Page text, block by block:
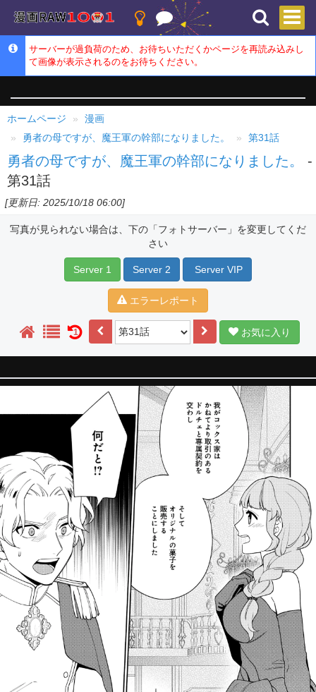
サーバーが過負荷のため、お待ちいただくかページを再読み込みし
て画像が表示されるのをお待ちください。
ホームページ
漫画
勇者の母ですが、魔王軍の幹部になりました。
第31話
勇者の母ですが、魔王軍の幹部になりました。
-
第31話
[更新日: 2025/10/18 06:00]
写真が見られない場合は、下の「フォトサーバー」を変更してくだ
さい
Server 1 Server 2 Server VIP
エラーレポート
1 お気に入り